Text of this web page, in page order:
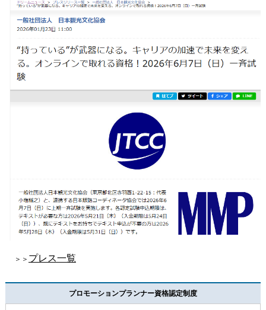
＞＞ プレス一覧
プロモーションプランナー資格認定制度